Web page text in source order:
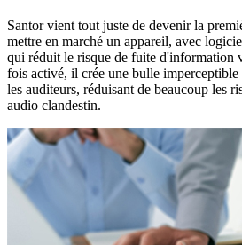
Santor vient tout juste de devenir la
mettre en marché un appareil, avec
qui réduit le risque de fuite d'information
fois activé, il crée une bulle
les auditeurs, réduisant de beaucoup les
audio clandestin.